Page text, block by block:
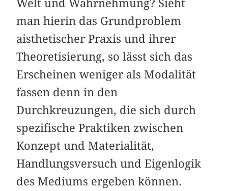
Welt und Wahrnehmung? Sieht
man hierin das Grundproblem
aisthetischer Praxis und ihrer
Theoretisierung, so lässt sich das
Erscheinen weniger als Modalität
fassen denn in den
Durchkreuzungen, die sich durch
spezifische Praktiken zwischen
Konzept und Materialität,
Handlungsversuch und Eigenlogik
des Mediums ergeben können.